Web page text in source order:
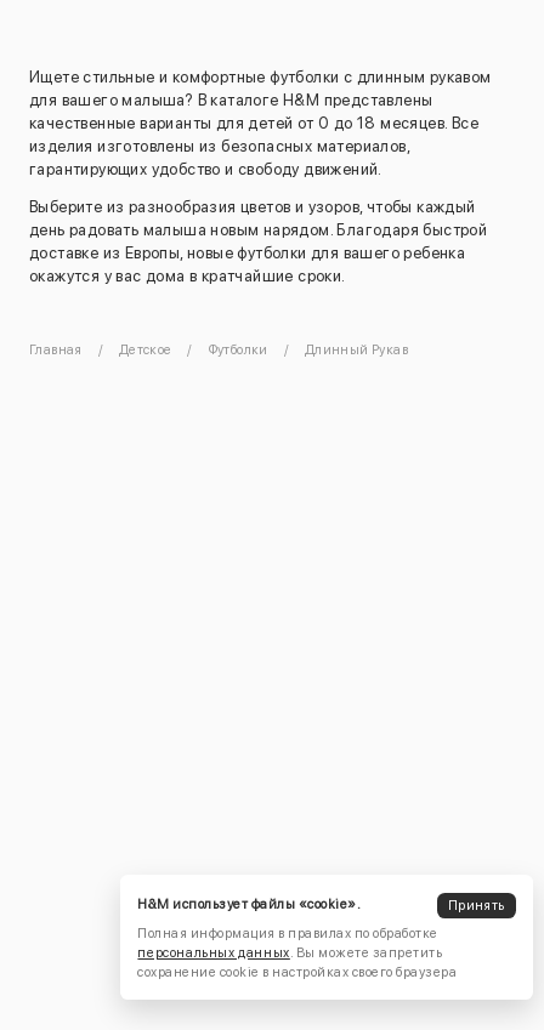
Ищете стильные и комфортные футболки с длинным рукавом
для вашего малыша? В каталоге H&M представлены
качественные варианты для детей от 0 до 18 месяцев. Все
изделия изготовлены из безопасных материалов,
гарантирующих удобство и свободу движений.
Выберите из разнообразия цветов и узоров, чтобы каждый
день радовать малыша новым нарядом. Благодаря быстрой
доставке из Европы, новые футболки для вашего ребенка
окажутся у вас дома в кратчайшие сроки.
Главная Детское Футболки Длинный Рукав
H&M использует файлы «cookie».
Принять
Полная информация в правилах по обработке
персональных данных . Вы можете запретить
сохранение cookie в настройках своего браузера